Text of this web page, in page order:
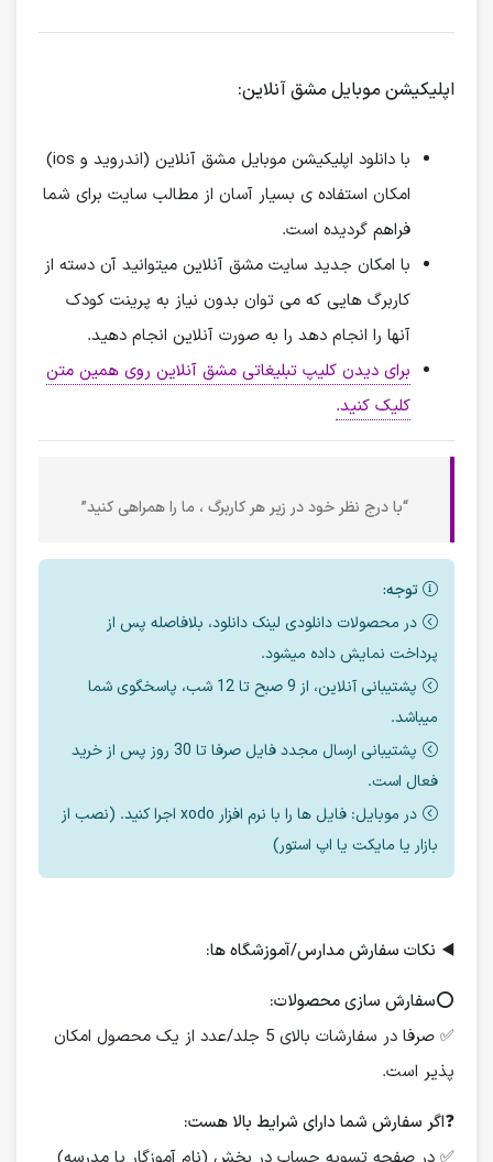
اپلیکیشن موبایل مشق آنلاین:
با دانلود اپلیکیشن موبایل مشق آنلاین (اندروید و ios)
امکان استفاده ی بسیار آسان از مطالب سایت برای شما
فراهم گردیده است.
با امکان جدید سایت مشق آنلاین میتوانید آن دسته از
کاربرگ هایی که می توان بدون نیاز به پرینت کودک
آنها را انجام دهد را به صورت آنلاین انجام دهید.
برای دیدن کلیپ تبلیغاتی مشق آنلاین روی همین متن
کلیک کنید.
“با درج نظر خود در زیر هر کاربرگ ، ما را همراهی کنید”
توجه:
در محصولات دانلودی لینک دانلود، بلافاصله پس از
پرداخت نمایش داده میشود.
پشتیبانی آنلاین، از 9 صبح تا 12 شب، پاسخگوی شما
میباشد.
پشتیبانی ارسال مجدد فایل صرفا تا 30 روز پس از خرید
فعال است.
در موبایل: فایل ها را با نرم افزار xodo اجرا کنید. (نصب از
بازار یا مایکت یا اپ استور)
◀️ نکات سفارش مدارس/آموزشگاه ها:
⭕️سفارش سازی محصولات:
✅ صرفا در سفارشات بالای 5 جلد/عدد از یک محصول امکان
پذیر است.
❓اگر سفارش شما دارای شرایط بالا هست: